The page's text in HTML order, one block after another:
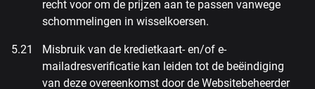
recht voor om de prijzen aan te passen vanwege
schommelingen in wisselkoersen.
Misbruik van de kredietkaart- en/of e-
mailadresverificatie kan leiden tot de beëindiging
van deze overeenkomst door de Websitebeheerder